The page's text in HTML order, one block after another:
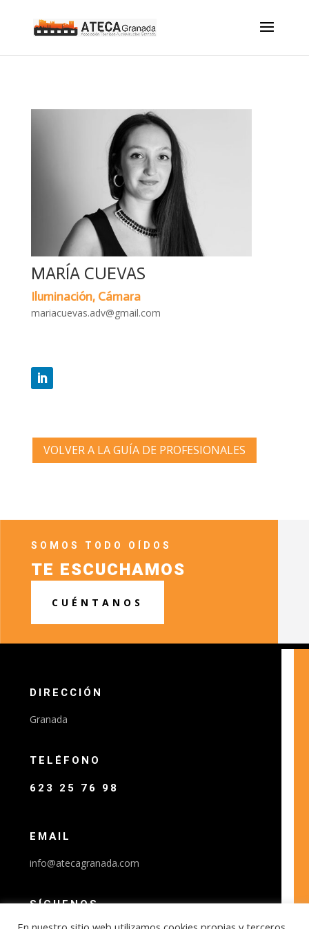
MARÍA CUEVAS
Iluminación, Cámara
mariacuevas.adv@gmail.com
VOLVER A LA GUÍA DE PROFESIONALES
SOMOS TODO OÍDOS
TE ESCUCHAMOS
CUÉNTANOS
DIRECCIÓN
Granada
TELÉFONO
623 25 76 98
EMAIL
info@atecagranada.com
SÍGUENOS